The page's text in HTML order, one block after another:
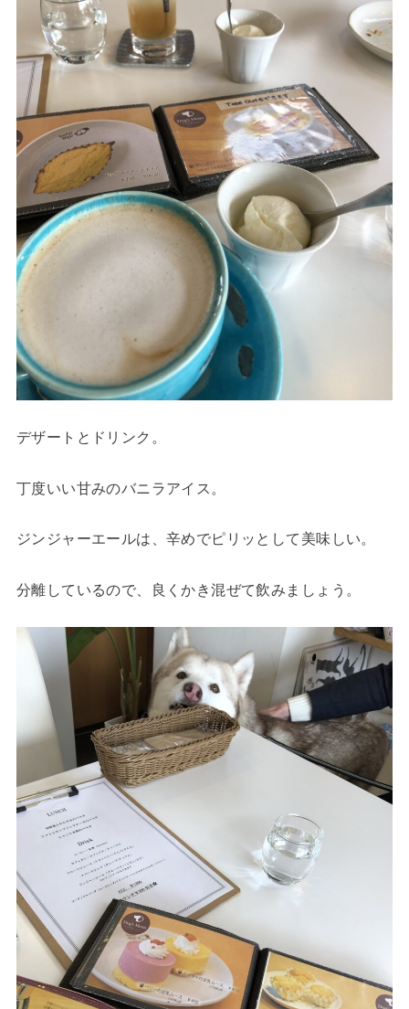
デザートとドリンク。
丁度いい甘みのバニラアイス。
ジンジャーエールは、辛めでピリッとして美味しい。
分離しているので、良くかき混ぜて飲みましょう。